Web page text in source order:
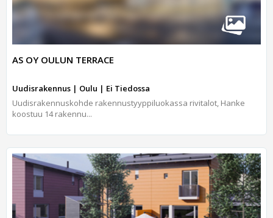
AS OY OULUN TERRACE
Uudisrakennus | Oulu | Ei Tiedossa
Uudisrakennuskohde rakennustyyppiluokassa rivitalot, Hanke
koostuu 14 rakennu...